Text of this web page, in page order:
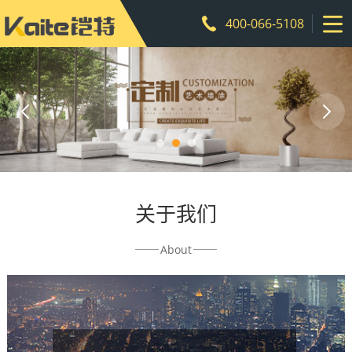
400-066-5108
关于我们
About